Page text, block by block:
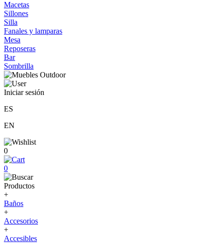
Macetas
Sillones
Silla
Fanales y lamparas
Mesa
Reposeras
Bar
Sombrilla
Iniciar sesión
ES
EN
0
0
Productos
+
Baños
+
Accesorios
+
Accesibles